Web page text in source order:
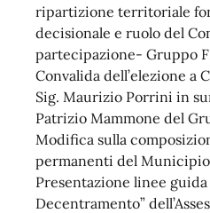
ripartizione territoriale
decisionale e ruolo del
partecipazione- Gruppo
Convalida dell’elezione a
Sig. Maurizio Porrini in
Patrizio Mammone del
Modifica sulla
permanenti del Municipio
Presentazione linee guida
Decentramento”